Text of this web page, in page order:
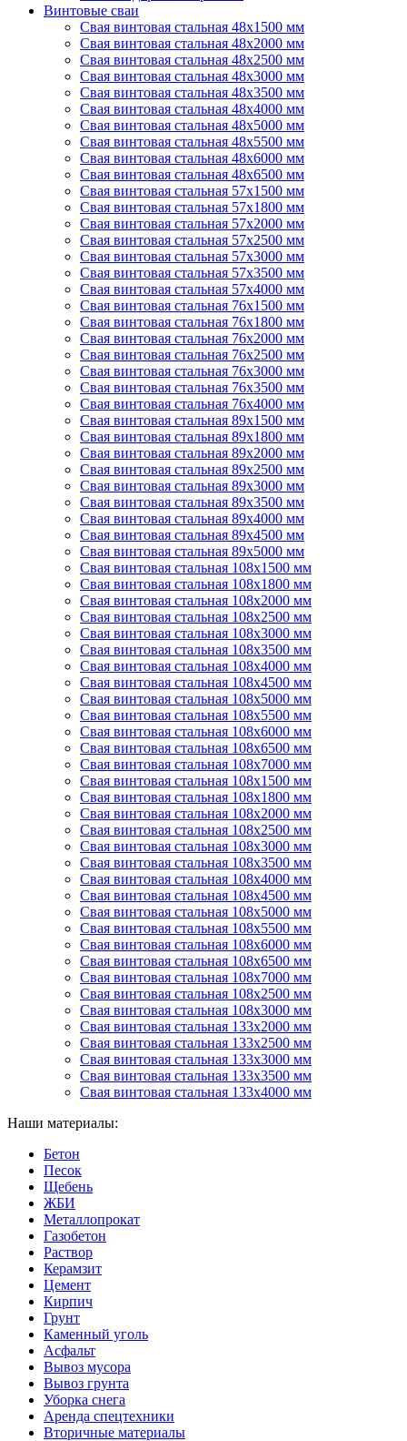
Винтовые сваи
Свая винтовая стальная 48х1500 мм
Свая винтовая стальная 48х2000 мм
Свая винтовая стальная 48х2500 мм
Свая винтовая стальная 48х3000 мм
Свая винтовая стальная 48х3500 мм
Свая винтовая стальная 48х4000 мм
Свая винтовая стальная 48х5000 мм
Свая винтовая стальная 48х5500 мм
Свая винтовая стальная 48х6000 мм
Свая винтовая стальная 48х6500 мм
Свая винтовая стальная 57х1500 мм
Свая винтовая стальная 57х1800 мм
Свая винтовая стальная 57х2000 мм
Свая винтовая стальная 57х2500 мм
Свая винтовая стальная 57х3000 мм
Свая винтовая стальная 57х3500 мм
Свая винтовая стальная 57х4000 мм
Свая винтовая стальная 76х1500 мм
Свая винтовая стальная 76х1800 мм
Свая винтовая стальная 76х2000 мм
Свая винтовая стальная 76х2500 мм
Свая винтовая стальная 76х3000 мм
Свая винтовая стальная 76х3500 мм
Свая винтовая стальная 76х4000 мм
Свая винтовая стальная 89х1500 мм
Свая винтовая стальная 89х1800 мм
Свая винтовая стальная 89х2000 мм
Свая винтовая стальная 89х2500 мм
Свая винтовая стальная 89х3000 мм
Свая винтовая стальная 89х3500 мм
Свая винтовая стальная 89х4000 мм
Свая винтовая стальная 89х4500 мм
Свая винтовая стальная 89х5000 мм
Свая винтовая стальная 108х1500 мм
Свая винтовая стальная 108х1800 мм
Свая винтовая стальная 108х2000 мм
Свая винтовая стальная 108х2500 мм
Свая винтовая стальная 108х3000 мм
Свая винтовая стальная 108х3500 мм
Свая винтовая стальная 108х4000 мм
Свая винтовая стальная 108х4500 мм
Свая винтовая стальная 108х5000 мм
Свая винтовая стальная 108х5500 мм
Свая винтовая стальная 108х6000 мм
Свая винтовая стальная 108х6500 мм
Свая винтовая стальная 108х7000 мм
Свая винтовая стальная 108х1500 мм
Свая винтовая стальная 108х1800 мм
Свая винтовая стальная 108х2000 мм
Свая винтовая стальная 108х2500 мм
Свая винтовая стальная 108х3000 мм
Свая винтовая стальная 108х3500 мм
Свая винтовая стальная 108х4000 мм
Свая винтовая стальная 108х4500 мм
Свая винтовая стальная 108х5000 мм
Свая винтовая стальная 108х5500 мм
Свая винтовая стальная 108х6000 мм
Свая винтовая стальная 108х6500 мм
Свая винтовая стальная 108х7000 мм
Свая винтовая стальная 108х2500 мм
Свая винтовая стальная 108х3000 мм
Свая винтовая стальная 133х2000 мм
Свая винтовая стальная 133х2500 мм
Свая винтовая стальная 133х3000 мм
Свая винтовая стальная 133х3500 мм
Свая винтовая стальная 133х4000 мм
Наши материалы:
Бетон
Песок
Щебень
ЖБИ
Металлопрокат
Газобетон
Раствор
Керамзит
Цемент
Кирпич
Грунт
Каменный уголь
Асфальт
Вывоз мусора
Вывоз грунта
Уборка снега
Аренда спецтехники
Вторичные материалы